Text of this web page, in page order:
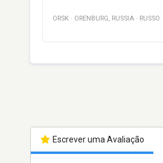
ORSK · ORENBURG, RUSSIA · RUSSO
Escrever uma Avaliação